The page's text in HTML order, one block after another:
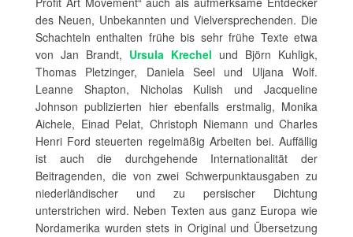
des Neuen, Unbekannten und Vielversprechenden. Die
Schachteln enthalten frühe bis sehr frühe Texte etwa
von Jan Brandt, Ursula Krechel und Björn Kuhligk,
Thomas Pletzinger, Daniela Seel und Uljana Wolf.
Leanne Shapton, Nicholas Kulish und Jacqueline
Johnson publizierten hier ebenfalls erstmalig, Monika
Aichele, Einad Pelat, Christoph Niemann und Charles
Henri Ford steuerten regelmäßig Arbeiten bei. Auffällig
ist auch die durchgehende Internationalität der
Beitragenden, die von zwei Schwerpunktausgaben zu
niederländischer und zu persischer Dichtung
unterstrichen wird. Neben Texten aus ganz Europa wie
Nordamerika wurden stets in Original und Übersetzung